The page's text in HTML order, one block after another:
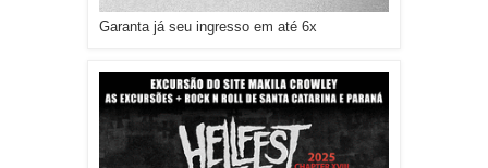
Garanta já seu ingresso em até 6x